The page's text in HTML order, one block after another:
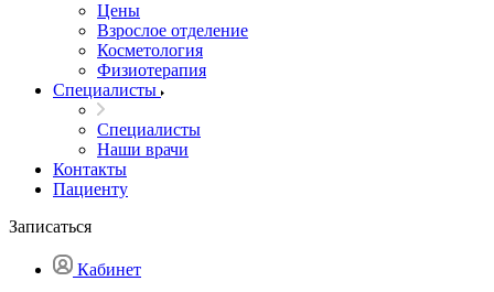
Цены
Взрослое отделение
Косметология
Физиотерапия
Специалисты
Специалисты
Наши врачи
Контакты
Пациенту
Записаться
Кабинет